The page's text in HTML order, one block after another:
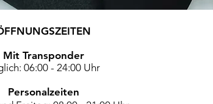
Mit Transponder
06:00 - 24:00 Uhr
Personalzeiten